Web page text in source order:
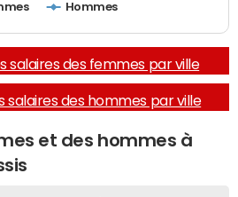
Hommes
salaires des femmes par ville
salaires des hommes par ville
et des hommes à